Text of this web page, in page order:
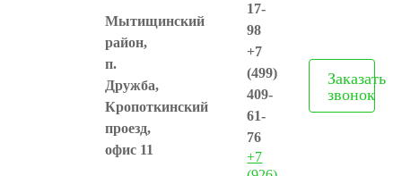
Мытищинский
район,
п.
Дружба,
Кропоткинский
проезд,
офис 11
17-
98
+7
(499)
409-
61-
76
+7
Заказать
звонок